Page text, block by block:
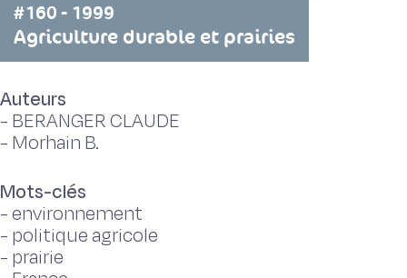
#160 - 1999
Agriculture durable et prairies
Auteurs
- BERANGER CLAUDE
- Morhain B.
Mots-clés
-environnement
- politique agricole
- prairie